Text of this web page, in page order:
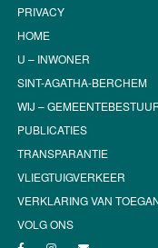
PRIVACY
HOME
U – INWONER
SINT-AGATHA-BERCHEM
WIJ –
PUBLICATIES
TRANSPARANTIE
VLIEGTUIGVERKEER
VERKLARING VAN
VOLG ONS